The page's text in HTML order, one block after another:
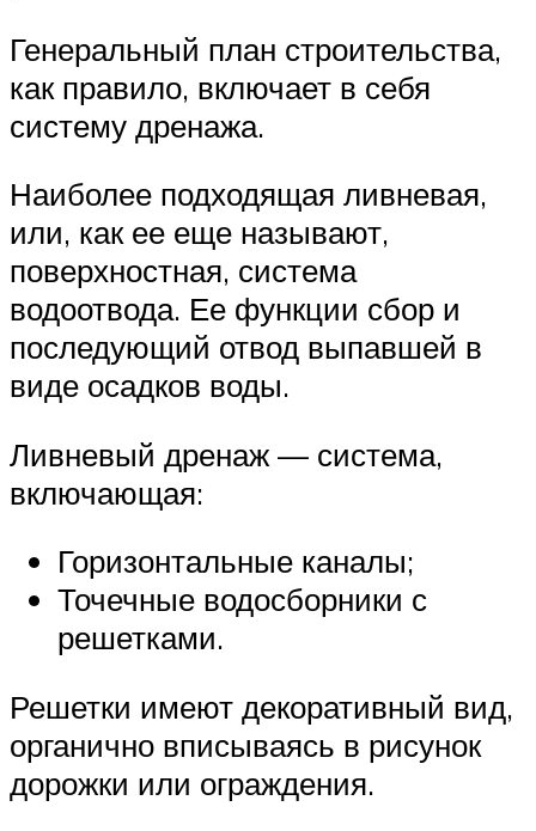
Генеральный план строительства,
как правило, включает в себя
систему дренажа.
Наиболее подходящая ливневая,
или, как ее еще называют,
поверхностная, система
водоотвода. Ее функции сбор и
последующий отвод выпавшей в
виде осадков воды.
Ливневый дренаж — система,
включающая:
Горизонтальные каналы;
Точечные водосборники с
решетками.
Решетки имеют декоративный вид,
органично вписываясь в рисунок
дорожки или ограждения.